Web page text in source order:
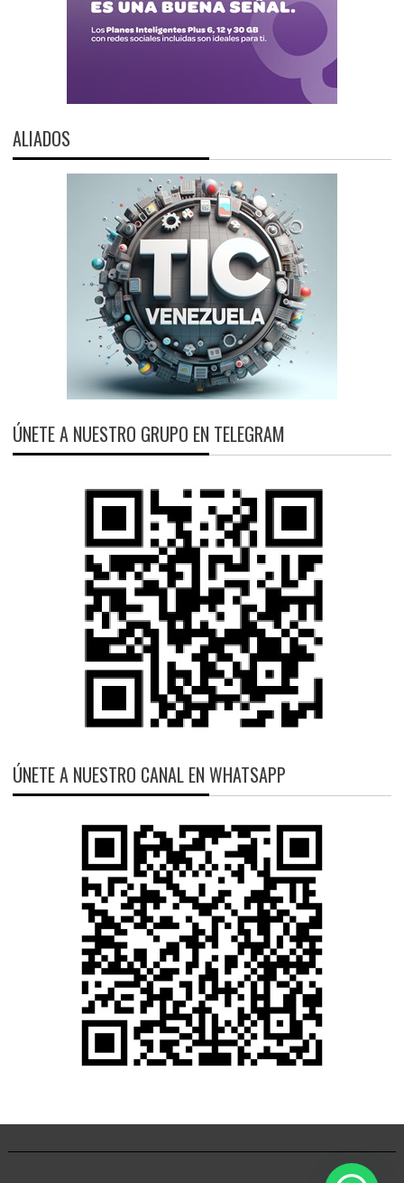
ALIADOS
ÚNETE A NUESTRO GRUPO EN TELEGRAM
ÚNETE A NUESTRO CANAL EN WHATSAPP